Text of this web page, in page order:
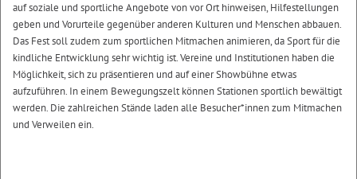
auf soziale und sportliche Angebote von vor Ort hinweisen, Hilfestellungen
geben und Vorurteile gegenüber anderen Kulturen und Menschen abbauen.
Das Fest soll zudem zum sportlichen Mitmachen animieren, da Sport für die
kindliche Entwicklung sehr wichtig ist. Vereine und Institutionen haben die
Möglichkeit, sich zu präsentieren und auf einer Showbühne etwas
aufzuführen. In einem Bewegungszelt können Stationen sportlich bewältigt
werden. Die zahlreichen Stände laden alle Besucher*innen zum Mitmachen
und Verweilen ein.